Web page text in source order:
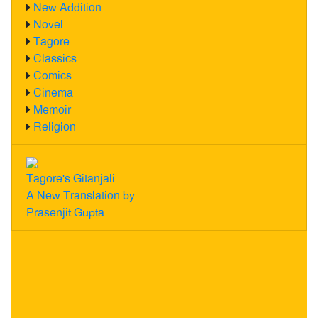
New Addition
Novel
Tagore
Classics
Comics
Cinema
Memoir
Religion
Tagore's Gitanjali
A New Translation by
Prasenjit Gupta